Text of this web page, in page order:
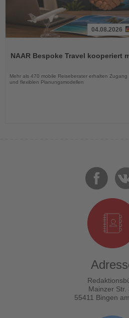
die
04.08.2026
NAAR Bespoke Travel kooperiert
Mehr als 470 mobile Reiseberater erhalten
und flexiblen Planungsmodellen
Mainzer Str.
55411 Bingen